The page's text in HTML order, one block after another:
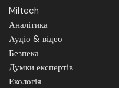
Miltech
Аналітика
Аудіо & відео
Безпека
Думки експертів
Екологія